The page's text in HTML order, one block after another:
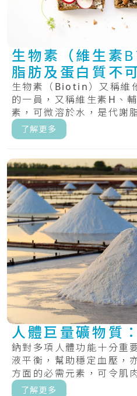
生物素（維生素
脂肪及蛋白質不
生物素（Biotin）又稱維
的一員，又稱維生素H、
素，可微溶於水，是代謝
了解更多
人體巨量礦物質
鈉對多項人體功能十分重
液平衡，幫助穩定血壓，
方面的必需元素，可令肌
常。.....
了解更多